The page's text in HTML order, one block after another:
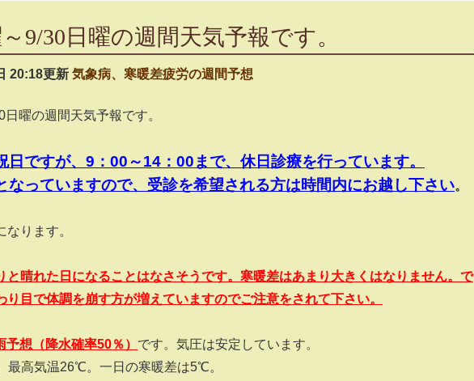
9/30日曜の週間天気予報です。
20:18更新 気象病、寒暖差疲労の週間予想
曜の週間天気予報です。
日ですが、9：00～14：00まで、休日診療を行っています。
なっていますので、受診を希望される方は時間内にお越し下さい。
なります。
と晴れた日になることはなさそうです。寒暖差はあまり大きくはなりません。で
り目で体調を崩す方が増えていますのでご注意をされて下さい。
予想（降水確率50％） です。気圧は安定しています。
最高気温26℃。一日の寒暖差は5℃。